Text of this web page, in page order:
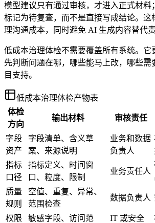
模型建议只有通过审核，才进入正式材料
标记为待复查，而不是直接写成结论。这
理沟通成本，同时避免 AI 生成内容替代责
低成本治理体检不需要覆盖所有系统。它
先判断问题在哪，哪些能马上改，哪些需
目支持。
低成本治理体检产物表
体检
方向
输出材料 审核责任
字段
资产
字段清单、含义草
案、来源说明
业务和数据
负责人
指标
口径
指标定义、时间窗
口、粒度、限制
业务责任人
质量
规则
空值、重复、异常、
范围检查
数据负责人
权限
敏感字段、访问范
IT 或安全